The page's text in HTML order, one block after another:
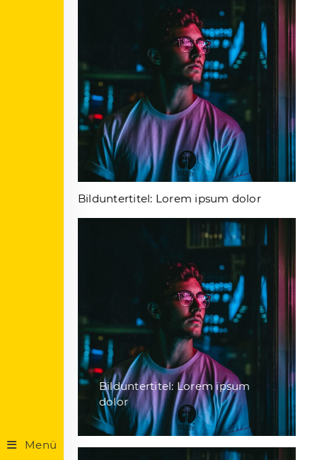
Menü
Bilduntertitel: Lorem ipsum dolor
Bilduntertitel: Lorem ipsum
dolor